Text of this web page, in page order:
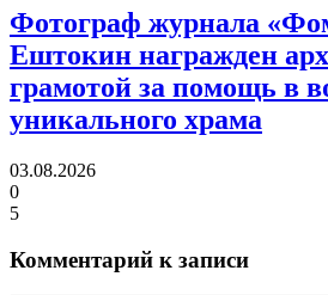
Фотограф журнала
Ештокин награжден
грамотой за помощь в
уникального храма
03.08.2026
0
5
Комментарий к записи